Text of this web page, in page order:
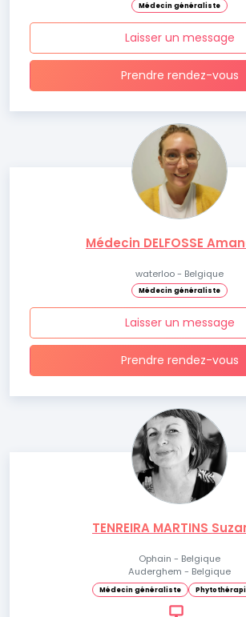
Médecin généraliste
Laisser un message
Prendre rendez-vous
Médecin DELFOSSE
waterloo - Belgique
Médecin généraliste
Laisser un message
Prendre rendez-vous
TENREIRA MARTINS
Ophain - Belgique
Auderghem - Belgique
Médecin généraliste